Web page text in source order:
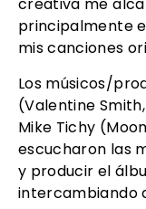
principalmente
mis canciones
Los músicos/
(Valentine
Mike Tichy
escucharon las
y producir el
intercambiando